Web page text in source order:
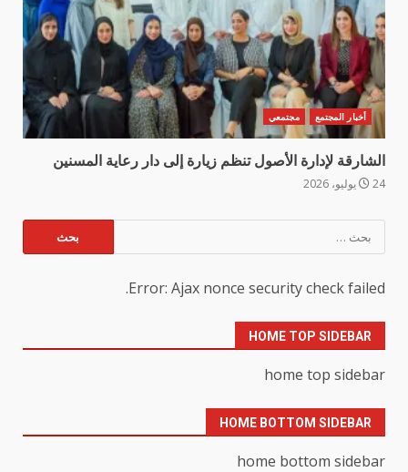
أخبار المجتمع مجتمعي
الشارقة لإدارة الأصول تنظم زيارة إلى دار رعاية المسنين
24 يوليو، 2026
عن:
Error: Ajax nonce security check failed.
HOME TOP SIDEBAR
home top sidebar
HOME BOTTOM SIDEBAR
home bottom sidebar